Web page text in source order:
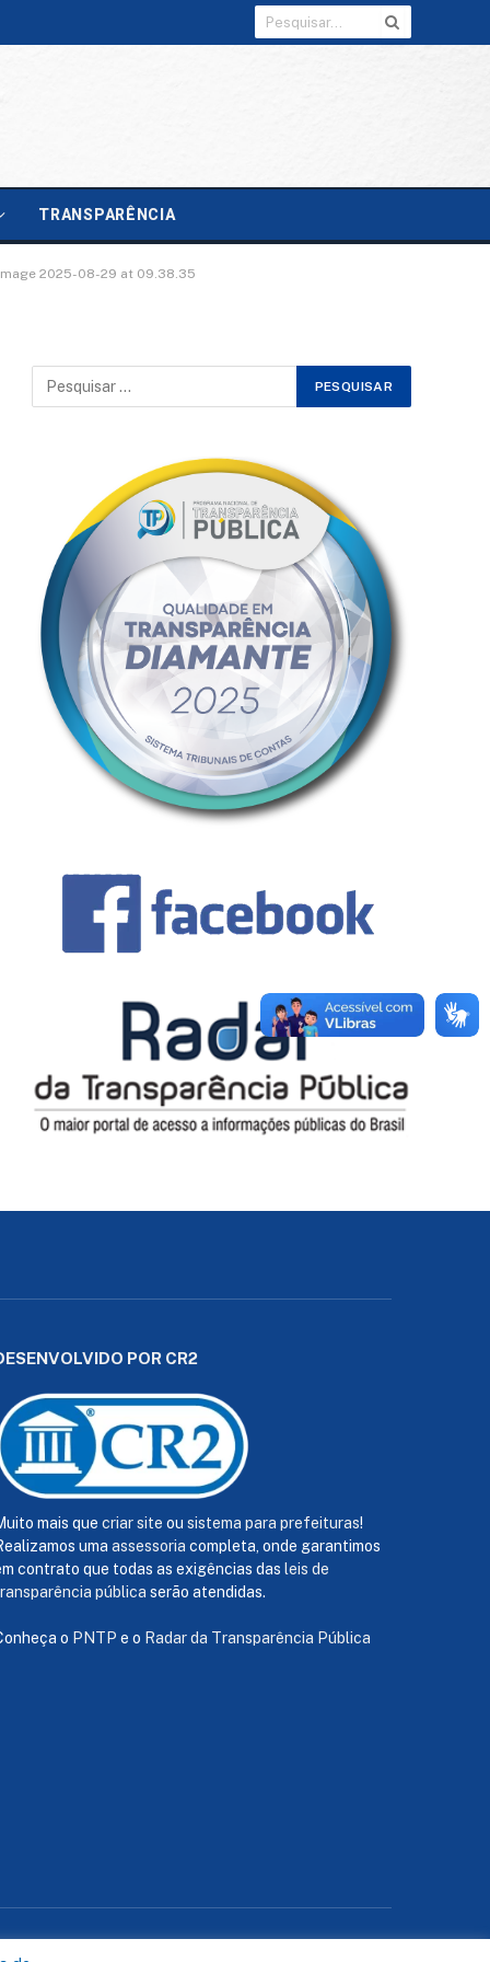
TRANSPARÊNCIA
2025-08-29 at 09.38.35
POR CR2
mais que criar site ou sistema para prefeituras!
uma assessoria completa, onde garantimos
contrato que todas as exigências das leis de
pública serão atendidas.
o PNTP e o Radar da Transparência Pública